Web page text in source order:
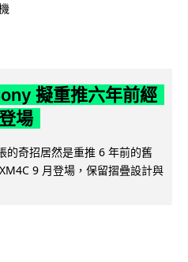
擬重推六年前經
場
的奇招居然是重推 6 年前的舊
9 月登場，保留摺疊設計與